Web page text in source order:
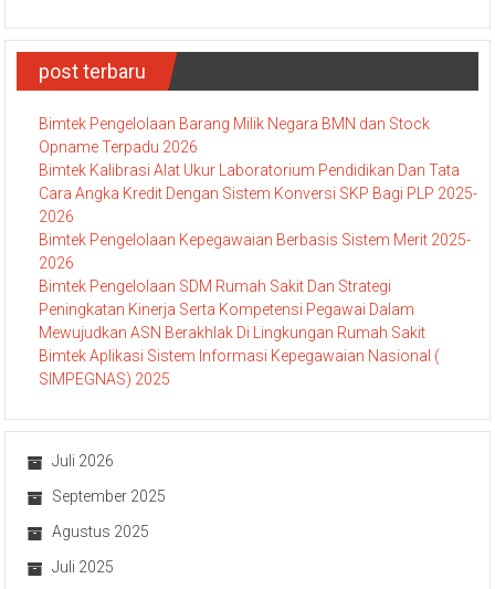
post terbaru
Bimtek Pengelolaan Barang Milik Negara BMN dan Stock
Opname Terpadu 2026
Bimtek Kalibrasi Alat Ukur Laboratorium Pendidikan Dan Tata
Cara Angka Kredit Dengan Sistem Konversi SKP Bagi PLP 2025-
2026
Bimtek Pengelolaan Kepegawaian Berbasis Sistem Merit 2025-
2026
Bimtek Pengelolaan SDM Rumah Sakit Dan Strategi
Peningkatan Kinerja Serta Kompetensi Pegawai Dalam
Mewujudkan ASN Berakhlak Di Lingkungan Rumah Sakit
Bimtek Aplikasi Sistem Informasi Kepegawaian Nasional (
SIMPEGNAS) 2025
Juli 2026
September 2025
Agustus 2025
Juli 2025